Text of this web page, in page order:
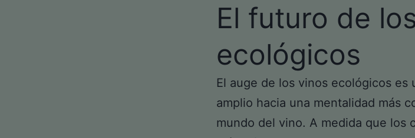
El futuro de
ecológicos
El auge de los vinos ecológicos
amplio hacia una mentalidad más
mundo del vino. A medida que los